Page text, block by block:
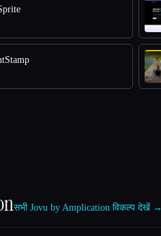
सभी Jovu by Amplication विकल्प देखें →